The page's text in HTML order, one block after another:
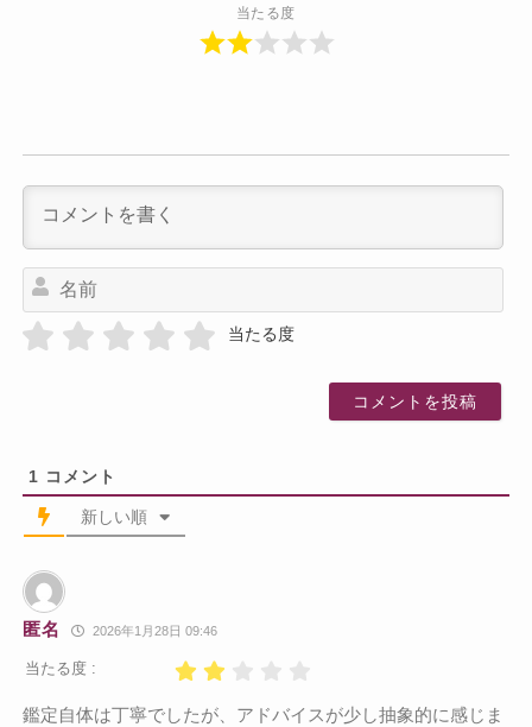
当たる度
当たる度
1 コメント
新しい順
匿名 2026年1月28日 09:46
当たる度 :
鑑定自体は丁寧でしたが、アドバイスが少し抽象的に感じま